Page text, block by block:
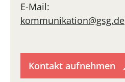
E-Mail:
kommunikation@gsg.de
Kontakt aufnehmen